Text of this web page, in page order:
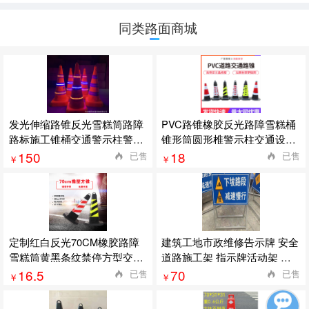
同类路面商城
发光伸缩路锥反光雪糕筒路障
路标施工锥桶交通警示柱警示
发光路锥
￥ 150 已售
PVC路锥橡胶反光路障雪糕桶
锥形筒圆形椎警示柱交通设施
禁止停车
￥ 18 已售
定制红白反光70CM橡胶路障
雪糕筒黄黑条纹禁停方型交通
警示路锥
￥ 16.5 已售
建筑工地市政维修告示牌 安全
道路施工架 指示牌活动架 批
发定制
￥70 已售